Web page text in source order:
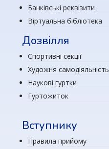
Банківські реквізити
Віртуальна бібліотека
Дозвілля
Спортивні секції
Художня самодіяльність
Наукові гуртки
Гуртожиток
Вступнику
Правила прийому